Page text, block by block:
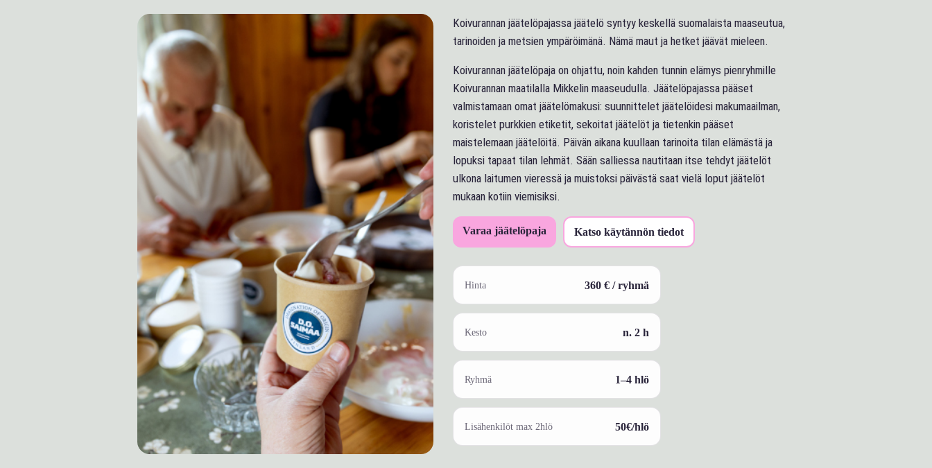
Koivurannan jäätelöpajassa jäätelö syntyy keskellä suomalaista maaseutua,
tarinoiden ja metsien ympäröimänä. Nämä maut ja hetket jäävät mieleen.
Koivurannan jäätelöpaja on ohjattu, noin kahden tunnin elämys pienryhmille
Koivurannan maatilalla Mikkelin maaseudulla. Jäätelöpajassa pääset
valmistamaan omat jäätelömakusi: suunnittelet jäätelöidesi makumaailman,
koristelet purkkien etiketit, sekoitat jäätelöt ja tietenkin pääset
maistelemaan jäätelöitä. Päivän aikana kuullaan tarinoita tilan elämästä ja
lopuksi tapaat tilan lehmät. Sään salliessa nautitaan itse tehdyt jäätelöt
ulkona laitumen vieressä ja muistoksi päivästä saat vielä loput jäätelöt
mukaan kotiin viemisiksi.
Varaa jäätelöpaja Katso käytännön tiedot
Hinta 360 € / ryhmä
Kesto n. 2 h
Ryhmä 1–4 hlö
Lisähenkilöt max 2hlö 50€/hlö